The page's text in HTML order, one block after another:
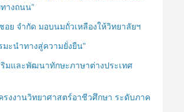
างถนน”
ย จำกัด มอบนมถั่วเหลืองให้วิทยาลัยฯ
มะนำทางสู่ความยั่งยืน”
ริมและพัฒนาทักษะภาษาต่างประเทศ
รงงานวิทยาศาสตร์อาชีวศึกษา ระดับภาค